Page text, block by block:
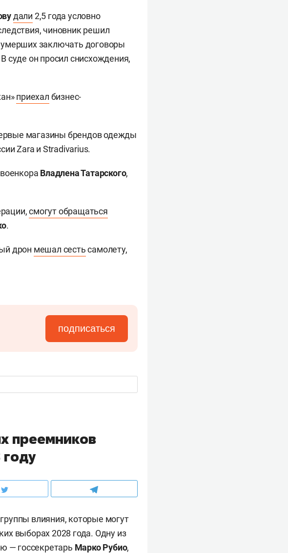
дали 2,5 года условно
чиновник решил
умерших заключать договоры
суде он просил снисхождения,
приехал бизнес-
магазины брендов одежды
Zara и Stradivarius.
Владлена Татарского,
смогут обращаться
.
дрон мешал сестьсамолету,
подписаться
преемников
влияния, которые могут
выборах 2028 года. Одну из
— госсекретарь Марко Рубио,